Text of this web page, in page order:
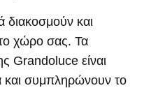
διακοσμούν και
χώρο σας. Τα
Grandoluce είναι
και συμπληρώνουν το